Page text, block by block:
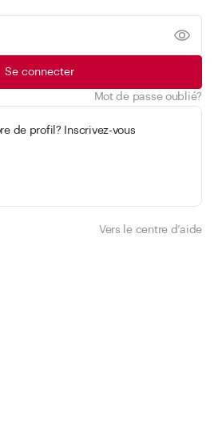
Se connecter
Mot de passe oublié?
de profil? Inscrivez-vous
Vers le centre d’aide